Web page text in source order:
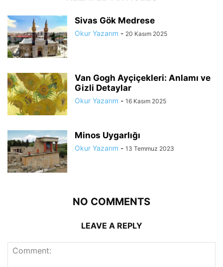
Sivas Gök Medrese
Okur Yazarım - 20 Kasım 2025
Van Gogh Ayçiçekleri: Anlamı ve
Gizli Detaylar
Okur Yazarım - 16 Kasım 2025
Minos Uygarlığı
Okur Yazarım - 13 Temmuz 2023
NO COMMENTS
LEAVE A REPLY